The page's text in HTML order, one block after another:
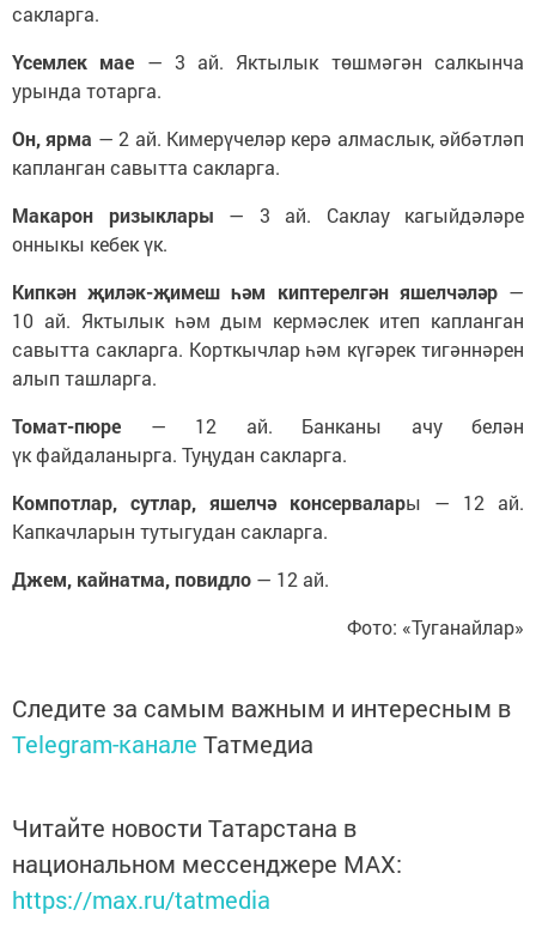
сакларга.
Үсемлек мае — 3 ай. Яктылык төшмәгән салкынча
урында тотарга.
Он, ярма — 2 ай. Кимерүчеләр керә алмаслык, әйбәтләп
капланган савытта сакларга.
Макарон ризыклары — 3 ай. Саклау кагыйдәләре
онныкы кебек үк.
Кипкән җиләк-җимеш һәм киптерелгән яшелчәләр—
10 ай. Яктылык һәм дым кермәслек итеп капланган
савытта сакларга. Корткычлар һәм күгәрек тигәннәрен
алып ташларга.
Томат-пюре — 12 ай. Банканы ачу белән
үк файдаланырга. Туңудан сакларга.
Компотлар, сутлар, яшелчә консервалары — 12 ай.
Капкачларын тутыгудан сакларга.
Джем, кайнатма, повидло — 12 ай.
Фото: «Туганайлар»
Следите за самым важным и интересным в
Telegram-канале Татмедиа
Читайте новости Татарстана в
национальном мессенджере MАХ:
https://max.ru/tatmedia